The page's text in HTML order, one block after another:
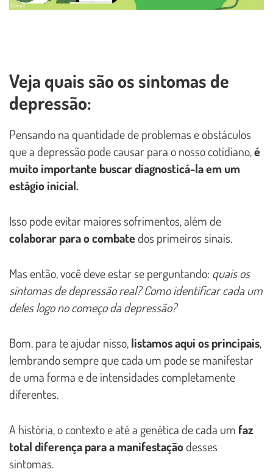
Veja quais são os sintomas de
depressão:
Pensando na quantidade de problemas e obstáculos
que a depressão pode causar para o nosso cotidiano,é
muito importante buscar diagnosticá-la em um
estágio inicial.
Isso pode evitar maiores sofrimentos, além de
colaborar para o combate dos primeiros sinais.
Mas então, você deve estar se perguntando: quais os
sintomas de depressão real? Como identificar cada um
deles logo no começo da depressão?
Bom, para te ajudar nisso,listamos aqui os principais,
lembrando sempre que cada um pode se manifestar
de uma forma e de intensidades completamente
diferentes.
A história, o contexto e até a genética de cada um faz
total diferença para a manifestaçãodesses
sintomas.